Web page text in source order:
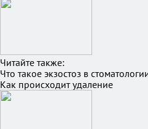
Читайте также:
Что такое экзостоз в
Как происходит удаление